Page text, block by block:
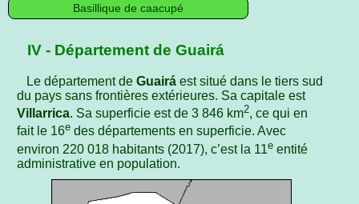
Basillique de caacupé
IV - Département de Guairá
Le département de Guairáest situé dans le tiers sud
du pays sans frontières extérieures. Sa capitale est
Villarrica. Sa superficie est de 3 846 km2, ce qui en
fait le 16e des départements en superficie. Avec
environ 220 018 habitants (2017), c’est la 11e entité
administrative en population.